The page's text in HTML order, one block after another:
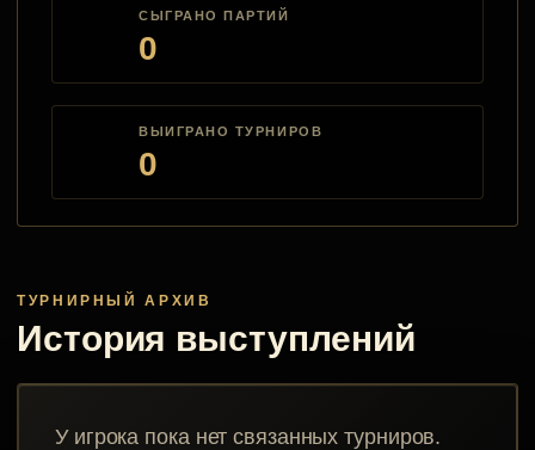
СЫГРАНО ПАРТИЙ
0
ВЫИГРАНО ТУРНИРОВ
0
ТУРНИРНЫЙ АРХИВ
История выступлений
У игрока пока нет связанных турниров.